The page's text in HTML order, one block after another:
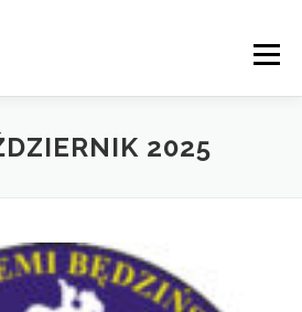
Menu
DLA RODZICÓW
2025